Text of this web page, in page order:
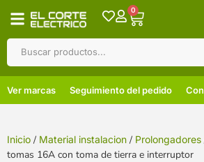
0
Ver marcas Seguimiento del pedido
Inicio / Material instalacion / Prolongadores
tomas 16A con toma de tierra e interruptor